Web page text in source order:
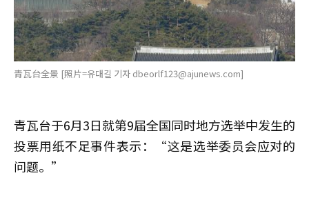
青瓦台全景 [照片=유대길 기자 dbeorlf123@ajunews.com]
青瓦台于6月3日就第9届全国同时地方选举中发生的
投票用纸不足事件表示：“这是选举委员会应对的
问题。”